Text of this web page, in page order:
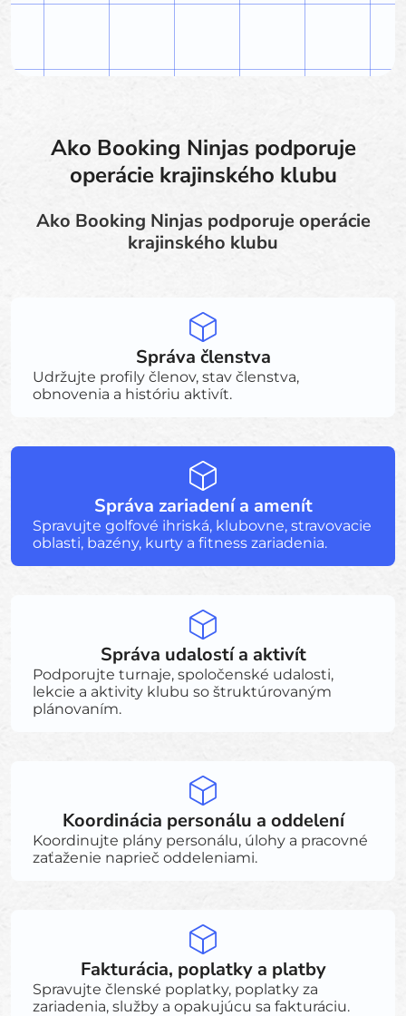
Ako Booking Ninjas podporuje
operácie krajinského klubu
Ako Booking Ninjas podporuje operácie
krajinského klubu
Správa členstva
Udržujte profily členov, stav členstva,
obnovenia a históriu aktivít.
Správa zariadení a amenít
Spravujte golfové ihriská, klubovne, stravovacie
oblasti, bazény, kurty a fitness zariadenia.
Správa udalostí a aktivít
Podporujte turnaje, spoločenské udalosti,
lekcie a aktivity klubu so štruktúrovaným
plánovaním.
Koordinácia personálu a oddelení
Koordinujte plány personálu, úlohy a pracovné
zaťaženie naprieč oddeleniami.
Fakturácia, poplatky a platby
Spravujte členské poplatky, poplatky za
zariadenia, služby a opakujúcu sa fakturáciu.